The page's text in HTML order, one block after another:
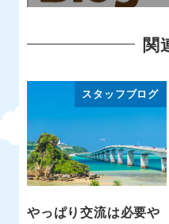
関
スタッフブログ
やっぱり交流は必要や